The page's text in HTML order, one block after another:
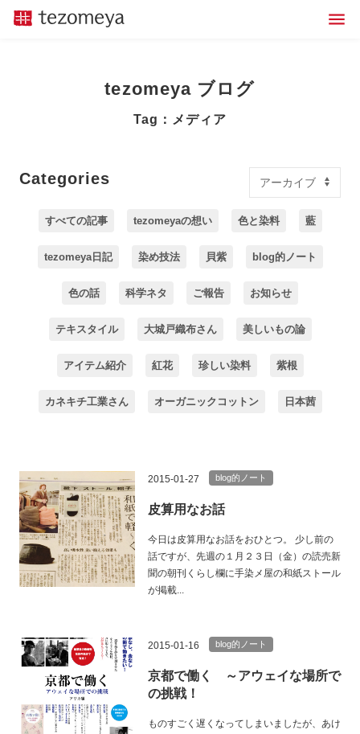
tezomeya ブログ
Tag：メディア
Categories
すべての記事 tezomeyaの想い 色と染料 藍
tezomeya日記 染め技法 貝紫 blog的ノート
色の話 科学ネタ ご報告 お知らせ
テキスタイル 大城戸織布さん 美しいもの論
アイテム紹介 紅花 珍しい染料 紫根
カネキチ工業さん オーガニックコットン 日本茜
2015-01-27 blog的ノート
皮算用なお話
今日は皮算用なお話をおひとつ。 少し前の
話ですが、先週の１月２３日（金）の読売新
聞の朝刊くらし欄に手染メ屋の和紙ストール
が掲載...
2015-01-16 blog的ノート
京都で働く ～アウェイな場所で
の挑戦！
ものすごく遅くなってしまいましたが、あけ